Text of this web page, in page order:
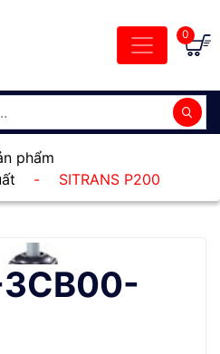
0
phẩm
- SITRANS P200